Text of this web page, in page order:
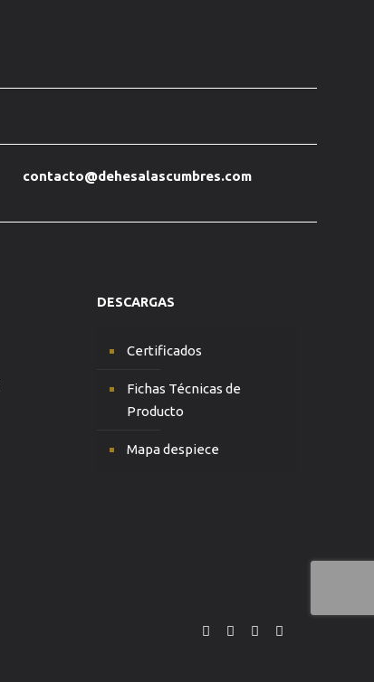
contacto@dehesalascumbres.com
DESCARGAS
Certificados
Fichas Técnicas de
Producto
Mapa despiece